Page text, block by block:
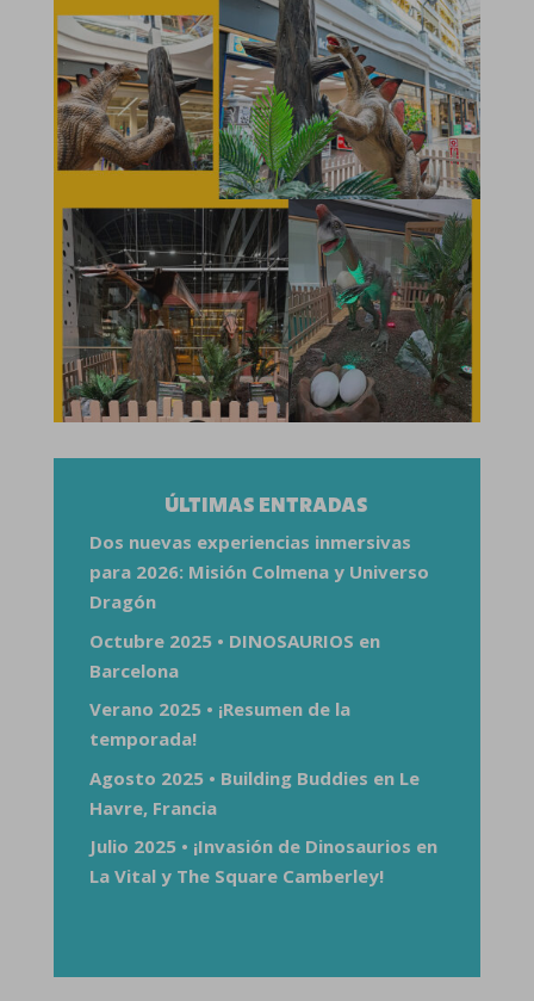
ÚLTIMAS ENTRADAS
Dos nuevas experiencias inmersivas
para 2026: Misión Colmena y Universo
Dragón
Octubre 2025 • DINOSAURIOS en
Barcelona
Verano 2025 • ¡Resumen de la
temporada!
Agosto 2025 • Building Buddies en Le
Havre, Francia
Julio 2025 • ¡Invasión de Dinosaurios en
La Vital y The Square Camberley!